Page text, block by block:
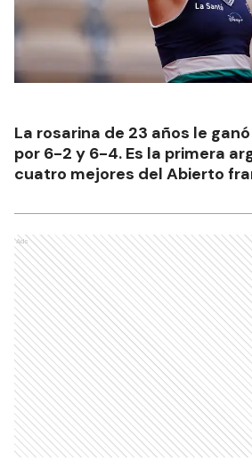
La rosarina de 23 años le
por 6-2 y 6-4. Es la primera
cuatro mejores del Abierto
Ads